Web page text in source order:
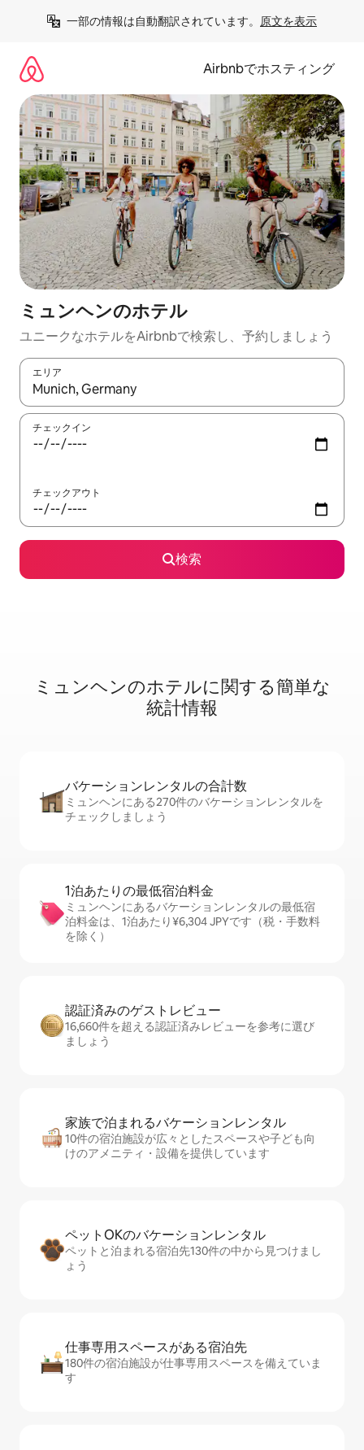
一部の情報は自動翻訳されています。 原文を表示
Airbnbでホスティング
ミュンヘンのホ⁠テ⁠ル
ユニークなホ⁠テ⁠ル⁠をAirbnb⁠で検⁠索⁠し⁠、予⁠約し⁠ま⁠し⁠ょ⁠う
エリア
検索結果が表示されたら、上下の矢印キーを使って移動するか
チェックイン
チェックアウト
検索
ミュンヘンのホ⁠テ⁠ル⁠に関⁠す⁠る簡⁠単⁠な
統⁠計情⁠報
バケーションレ⁠ン⁠タ⁠ル⁠の合⁠計⁠数
ミュンヘンにある270件のバケーションレンタルを
チェックしましょう
1泊あたりの最⁠低⁠宿⁠泊⁠料⁠金
ミュンヘンにあるバケーションレンタルの最低宿
泊料金は、1泊あたり¥6,304 JPYです（税・手数料
を除く）
認証済みのゲ⁠ス⁠ト⁠レ⁠ビ⁠ュ⁠ー
16,660件を超える認証済みレビューを参考に選び
ましょう
家族で泊まれるバ⁠ケ⁠ー⁠シ⁠ョ⁠ンレ⁠ン⁠タ⁠ル
10件の宿泊施設が広々としたスペースや子ども向
けのアメニティ・設備を提供しています
ペットOKのバ⁠ケ⁠ー⁠シ⁠ョ⁠ンレ⁠ン⁠タ⁠ル
ペットと泊まれる宿泊先130件の中から見つけまし
ょう
仕事専用ス⁠ペ⁠ー⁠スがあ⁠る宿⁠泊⁠先
180件の宿泊施設が仕事専用スペースを備えていま
す